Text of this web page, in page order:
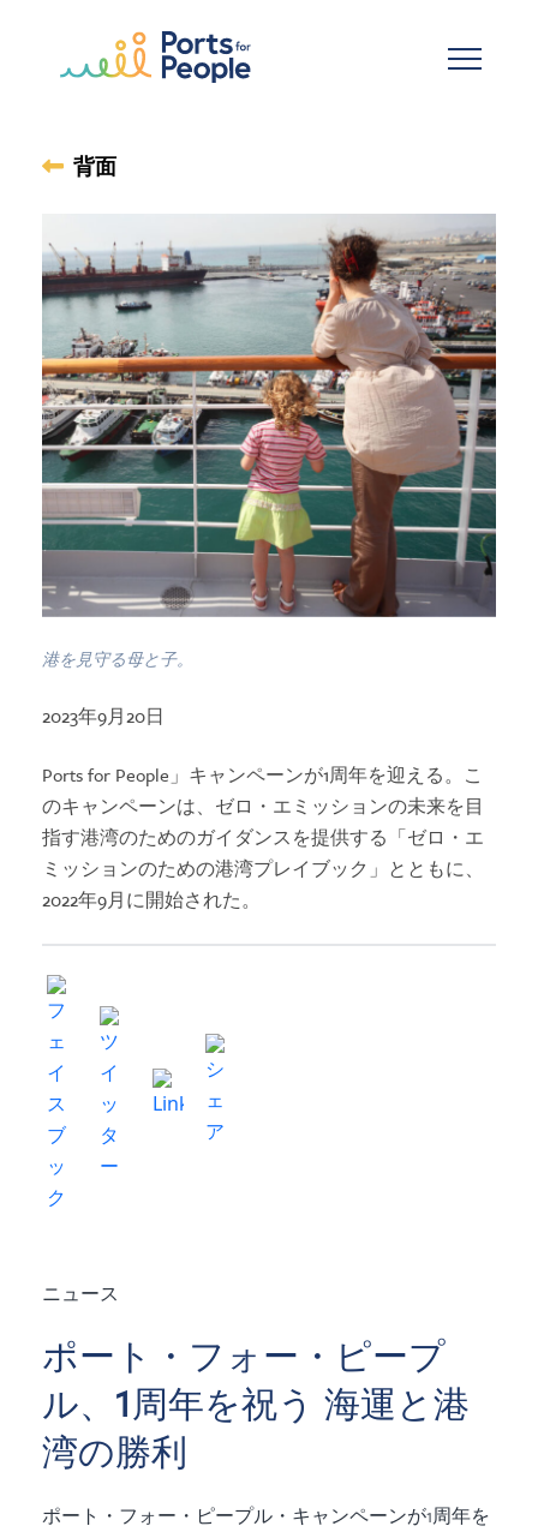
背面
港を見守る母と子。
2023年9月20日
Ports for People」キャンペーンが1周年を迎える。こ
のキャンペーンは、ゼロ・エミッションの未来を目
指す港湾のためのガイダンスを提供する「ゼロ・エ
ミッションのための港湾プレイブック」とともに、
2022年9月に開始された。
ニュース
ポート・フォー・ピープ
ル、1周年を祝う 海運と港
湾の勝利
ポート・フォー・ピープル・キャンペーンが1周年を